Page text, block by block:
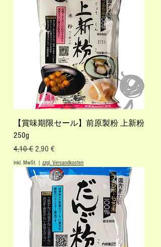
【賞味期限セール】前原製粉 上新粉
250g
Standardpreis
4,10 € Sale-Preis
2,90 €
inkl. MwSt. | zzgl. Versandkosten